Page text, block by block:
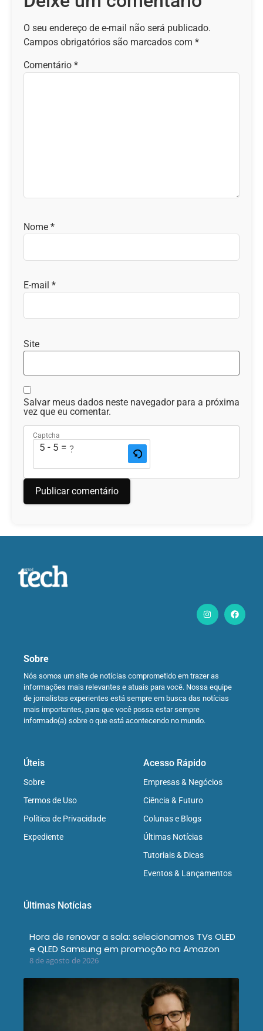
O seu endereço de e-mail não será publicado.
Campos obrigatórios são marcados com *
Comentário *
Nome *
E-mail *
Site
Salvar meus dados neste navegador para a próxima
vez que eu comentar.
Captcha
5 - 5 = ?
Sobre
Nós somos um site de notícias comprometido em trazer as
informações mais relevantes e atuais para você. Nossa equipe
de jornalistas experientes está sempre em busca das notícias
mais importantes, para que você possa estar sempre
informado(a) sobre o que está acontecendo no mundo.
Úteis
Sobre
Termos de Uso
Política de Privacidade
Expediente
Acesso Rápido
Empresas & Negócios
Ciência & Futuro
Colunas e Blogs
Últimas Notícias
Tutoriais & Dicas
Eventos & Lançamentos
Últimas Notícias
Hora de renovar a sala: selecionamos TVs OLED
e QLED Samsung em promoção na Amazon
8 de agosto de 2026